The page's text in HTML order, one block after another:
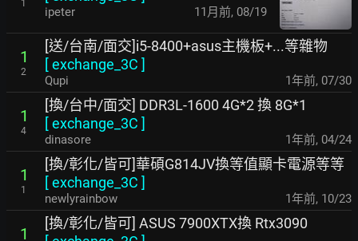
1
ipeter 11月前, 08/19
1
2
[送/台南/面交]i5-8400+asus主機板+...等雜物
[exchange_3C ]
Qupi 1年前, 07/30
1
4
[換/台中/面交] DDR3L-1600 4G*2 換 8G*1
[exchange_3C ]
dinasore 1年前, 04/24
1
1
[換/彰化/皆可]華碩G814JV換等值顯卡電源等等
[exchange_3C ]
newlyrainbow 1年前, 10/23
1
[換/彰化/皆可] ASUS 7900XTX換 Rtx3090